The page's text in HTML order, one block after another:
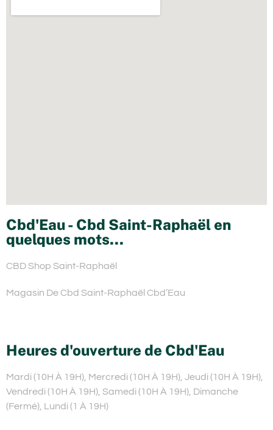
Cbd'Eau - Cbd Saint-Raphaël en
quelques mots...
CBD Shop Saint-Raphaël
Magasin De Cbd Saint-Raphaël Cbd’Eau
Heures d'ouverture de Cbd'Eau
Mardi (10H À 19H), Mercredi (10H À 19H), Jeudi (10H À 19H),
Vendredi (10H À 19H), Samedi (10H À 19H), Dimanche
(Fermé), Lundi (1 À 19H)